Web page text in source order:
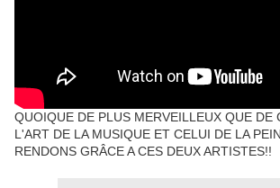
QUOIQUE DE PLUS MERVEILLEUX QUE DE
L'ART DE LA MUSIQUE ET CELUI DE LA
RENDONS GRÂCE A CES DEUX ARTISTES!!